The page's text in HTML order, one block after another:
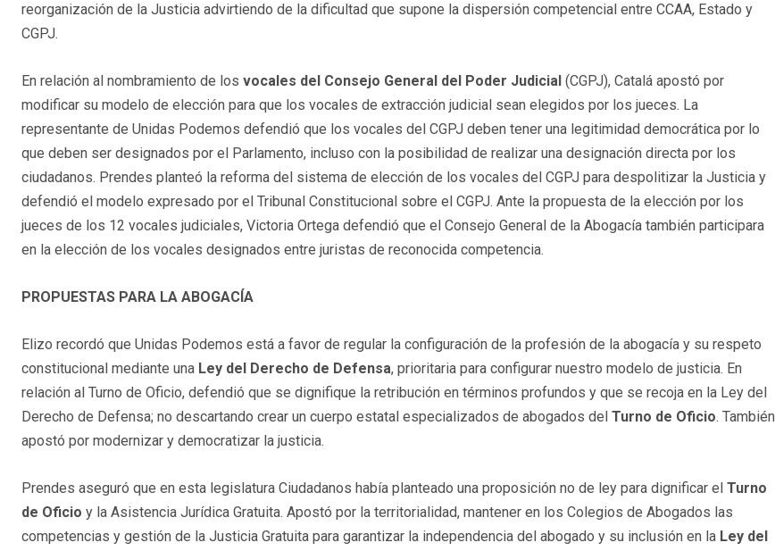
reorganización de la Justicia advirtiendo de la dificultad que supone la dispersión competencial entre CCAA, Estado y
CGPJ.
En relación al nombramiento de los vocales del Consejo General del Poder Judicial (CGPJ), Catalá apostó por
modificar su modelo de elección para que los vocales de extracción judicial sean elegidos por los jueces. La
representante de Unidas Podemos defendió que los vocales del CGPJ deben tener una legitimidad democrática por lo
que deben ser designados por el Parlamento, incluso con la posibilidad de realizar una designación directa por los
ciudadanos. Prendes planteó la reforma del sistema de elección de los vocales del CGPJ para despolitizar la Justicia y
defendió el modelo expresado por el Tribunal Constitucional sobre el CGPJ. Ante la propuesta de la elección por los
jueces de los 12 vocales judiciales, Victoria Ortega defendió que el Consejo General de la Abogacía también participara
en la elección de los vocales designados entre juristas de reconocida competencia.
PROPUESTAS PARA LA ABOGACÍA
Elizo recordó que Unidas Podemos está a favor de regular la configuración de la profesión de la abogacía y su respeto
constitucional mediante una Ley del Derecho de Defensa, prioritaria para configurar nuestro modelo de justicia. En
relación al Turno de Oficio, defendió que se dignifique la retribución en términos profundos y que se recoja en la Ley del
Derecho de Defensa; no descartando crear un cuerpo estatal especializados de abogados del Turno de Oficio. También
apostó por modernizar y democratizar la justicia.
Prendes aseguró que en esta legislatura Ciudadanos había planteado una proposición no de ley para dignificar el Turno
de Oficio y la Asistencia Jurídica Gratuita. Apostó por la territorialidad, mantener en los Colegios de Abogados las
competencias y gestión de la Justicia Gratuita para garantizar la independencia del abogado y su inclusión en la Ley del